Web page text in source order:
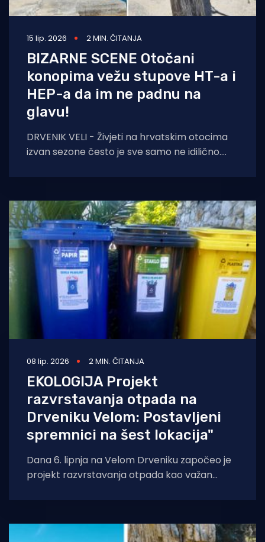
15 lip. 2026 2 MIN. ČITANJA
BIZARNE SCENE Otočani
konopima vežu stupove HT-a i
HEP-a da im ne padnu na
glavu!
DRVENIK VELI - Živjeti na hrvatskim otocima
izvan sezone često je sve samo ne idilično.
08 lip. 2026 2 MIN. ČITANJA
EKOLOGIJA Projekt
razvrstavanja otpada na
Drveniku Velom: Postavljeni
spremnici na šest lokacija"
Dana 6. lipnja na Velom Drveniku započeo je
projekt razvrstavanja otpada kao važan
su